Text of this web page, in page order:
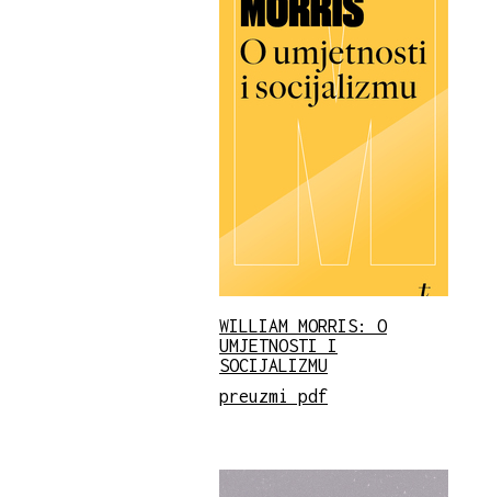
WILLIAM MORRIS: O
UMJETNOSTI I
SOCIJALIZMU
preuzmi pdf